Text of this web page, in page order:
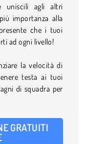
uniscili agli altri
importanza alla
che i tuoi
ad ogni livello!
la velocità di
testa ai tuoi
di squadra per
GRATUITI